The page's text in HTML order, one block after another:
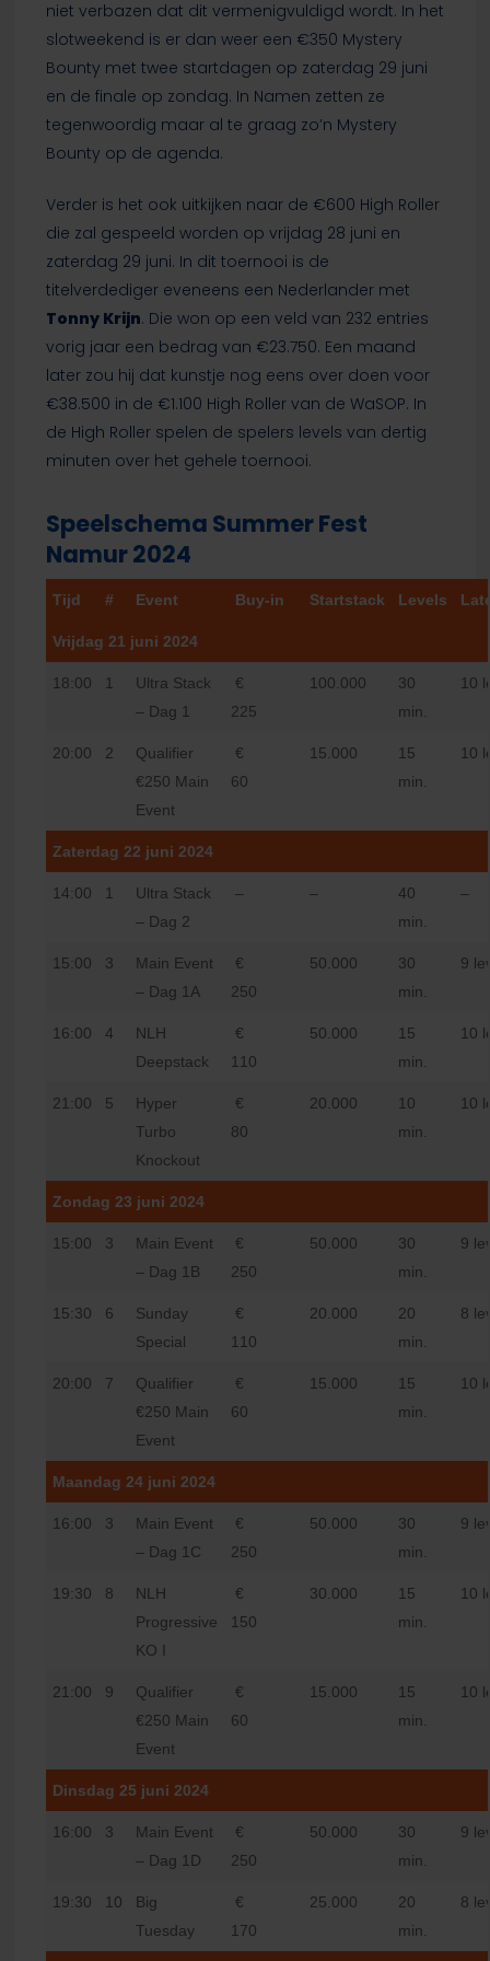
niet verbazen dat dit vermenigvuldigd wordt. In het
slotweekend is er dan weer een €350 Mystery
Bounty met twee startdagen op zaterdag 29 juni
en de finale op zondag. In Namen zetten ze
tegenwoordig maar al te graag zo’n Mystery
Bounty op de agenda.
Verder is het ook uitkijken naar de €600 High Roller
die zal gespeeld worden op vrijdag 28 juni en
zaterdag 29 juni. In dit toernooi is de
titelverdediger eveneens een Nederlander met
Tonny Krijn. Die won op een veld van 232 entries
vorig jaar een bedrag van €23.750. Een maand
later zou hij dat kunstje nog eens over doen voor
€38.500 in de €1.100 High Roller van de WaSOP. In
de High Roller spelen de spelers levels van dertig
minuten over het gehele toernooi.
Speelschema Summer Fest
Namur 2024
Tijd # Event Buy-in Startstack Levels
Vrijdag 21 juni 2024
18:00 1
Ultra Stack
– Dag 1
€
225
100.000
30
min.
10
20:00 2
Qualifier
€250 Main
Event
€
60
15.000
15
min.
10
Zaterdag 22 juni 2024
14:00 1
Ultra Stack
– Dag 2
– –
40
min.
–
15:00 3
Main Event
– Dag 1A
€
250
50.000
30
min.
9
16:00 4
NLH
Deepstack
€
110
50.000
15
min.
10
21:00 5
Hyper
Turbo
Knockout
€
80
20.000
10
min.
10
Zondag 23 juni 2024
15:00 3
Main Event
– Dag 1B
€
250
50.000
30
min.
9
15:30 6
Sunday
Special
€
110
20.000
20
min.
8
20:00 7
Qualifier
€250 Main
Event
€
60
15.000
15
min.
10
Maandag 24 juni 2024
16:00 3
Main Event
– Dag 1C
€
250
50.000
30
min.
9
19:30 8
NLH
Progressive
KO I
€
150
30.000
15
min.
10
21:00 9
Qualifier
€250 Main
Event
€
60
15.000
15
min.
10
Dinsdag 25 juni 2024
16:00 3
Main Event
– Dag 1D
€
250
50.000
30
min.
9
19:30 10
Big
Tuesday
€
170
25.000
20
min.
8